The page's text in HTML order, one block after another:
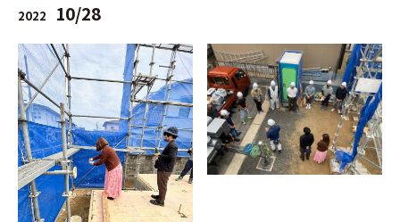
2022 10/28